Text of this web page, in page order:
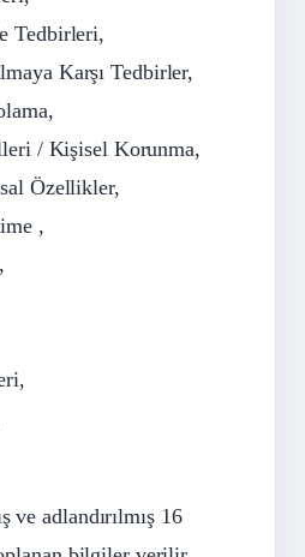
Tedbirleri,
Karşı Tedbirler,
/ Kişisel Korunma,
Özellikler,
,
ve adlandırılmış 16